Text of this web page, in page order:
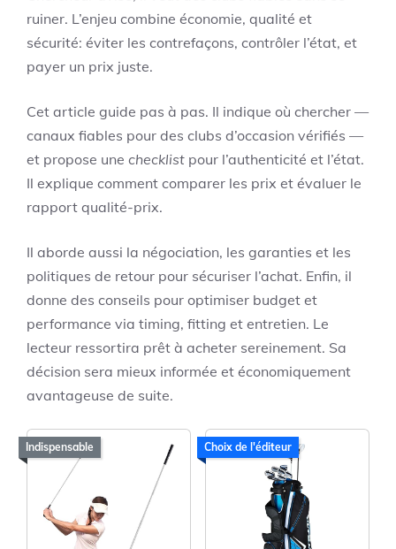
ruiner. L’enjeu combine économie, qualité et
sécurité: éviter les contrefaçons, contrôler l’état, et
payer un prix juste.
Cet article guide pas à pas. Il indique où chercher —
canaux fiables pour des clubs d’occasion vérifiés —
et propose une checklist pour l’authenticité et l’état.
Il explique comment comparer les prix et évaluer le
rapport qualité-prix.
Il aborde aussi la négociation, les garanties et les
politiques de retour pour sécuriser l’achat. Enfin, il
donne des conseils pour optimiser budget et
performance via timing, fitting et entretien. Le
lecteur ressortira prêt à acheter sereinement. Sa
décision sera mieux informée et économiquement
avantageuse de suite.
Indispensable Choix de l'éditeur